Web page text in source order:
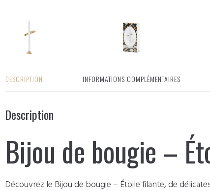
DESCRIPTION INFORMATIONS COMPLÉMENTAIRES
Description
Bijou de bougie –
Découvrez le Bijou de bougie – Étoile filante, de